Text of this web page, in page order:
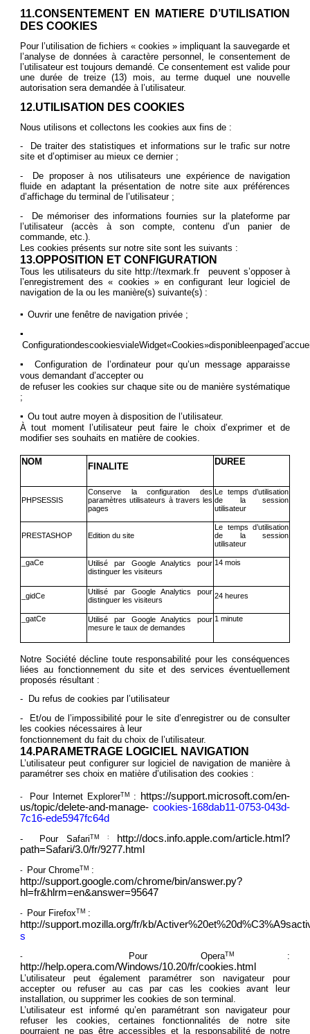
11.CONSENTEMENT EN MATIERE D’UTILISATION
DES COOKIES
Pour l’utilisation de fichiers « cookies » impliquant la sauvegarde et
l’analyse de données à caractère personnel, le consentement de
l’utilisateur est toujours demandé. Ce consentement est valide pour
une durée de treize (13) mois, au terme duquel une nouvelle
autorisation sera demandée à l’utilisateur.
12.UTILISATION DES COOKIES
Nous utilisons et collectons les cookies aux fins de :
- De traiter des statistiques et informations sur le trafic sur notre
site et d’optimiser au mieux ce dernier ;
- De proposer à nos utilisateurs une expérience de navigation
fluide en adaptant la présentation de notre site aux préférences
d’affichage du terminal de l’utilisateur ;
- De mémoriser des informations fournies sur la plateforme par
l’utilisateur (accès à son compte, contenu d’un panier de
commande, etc.).
Les cookies présents sur notre site sont les suivants :
13.OPPOSITION ET CONFIGURATION
Tous les utilisateurs du site http://texmark.fr
peuvent s’opposer à
l’enregistrement des « cookies » en configurant leur logiciel de
navigation de la ou les manière(s) suivante(s) :
▪ Ouvrir une fenêtre de navigation privée ;
▪
▪
Configuration de l’ordinateur pour qu’un message apparaisse
vous demandant d’accepter ou
de refuser les cookies sur chaque site ou de manière systématique
;
▪ Ou tout autre moyen à disposition de l’utilisateur.
À tout moment l’utilisateur peut faire le choix d’exprimer et de
modifier ses souhaits en matière de cookies.
NOM FINALITE DUREE
PHPSESSIS
Conserve la configuration des
paramètres utilisateurs à travers les
pages
Le temps d’utilisation
de la session
utilisateur
PRESTASHOP Edition du site
Le temps d’utilisation
de la session
utilisateur
_gaCe
Utilisé par Google Analytics pour
distinguer les visiteurs
14 mois
_gidCe
Utilisé par Google Analytics pour
distinguer les visiteurs
24 heures
_gatCe
Utilisé par Google Analytics pour
mesure le taux de demandes
1 minute
Notre Société décline toute responsabilité pour les conséquences
liées au fonctionnement du site et des services éventuellement
proposés résultant :
- Du refus de cookies par l’utilisateur
- Et/ou de l’impossibilité pour le site d’enregistrer ou de consulter
les cookies nécessaires à leur
fonctionnement du fait du choix de l’utilisateur.
14.PARAMETRAGE LOGICIEL NAVIGATION
L’utilisateur peut configurer sur logiciel de navigation de manière à
paramétrer ses choix en matière d’utilisation des cookies :
- Pour Internet ExplorerTM : https://support.microsoft.com/en-
us/topic/delete-and-manage- cookies-168dab11-0753-043d-
7c16-ede5947fc64d
- Pour SafariTM :
http://docs.info.apple.com/article.html?
path=Safari/3.0/fr/9277.html
- Pour ChromeTM :
http://support.google.com/chrome/bin/answer.py?
hl=fr&hlrm=en&answer=95647
- Pour FirefoxTM :
http://support.mozilla.org/fr/kb/
s
- Pour OperaTM :
http://help.opera.com/Windows/10.20/fr/cookies.html
L’utilisateur peut également paramétrer son navigateur pour
accepter ou refuser au cas par cas les cookies avant leur
installation, ou supprimer les cookies de son terminal.
L’utilisateur est informé qu’en paramétrant son navigateur pour
refuser les cookies, certaines fonctionnalités de notre site
pourraient ne pas être accessibles et la responsabilité de notre